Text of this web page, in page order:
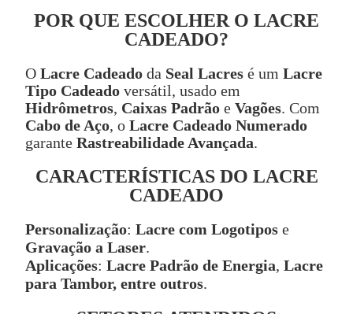
POR QUE ESCOLHER O LACRE
CADEADO?
O Lacre Cadeado da Seal Lacres é um Lacre
Tipo Cadeado versátil, usado em
Hidrômetros, Caixas Padrão e Vagões. Com
Cabo de Aço, o Lacre Cadeado Numerado
garante Rastreabilidade Avançada.
CARACTERÍSTICAS DO LACRE
CADEADO
Personalização: Lacre com Logotipos e
Gravação a Laser.
Aplicações: Lacre Padrão de Energia, Lacre
para Tambor, entre outros.